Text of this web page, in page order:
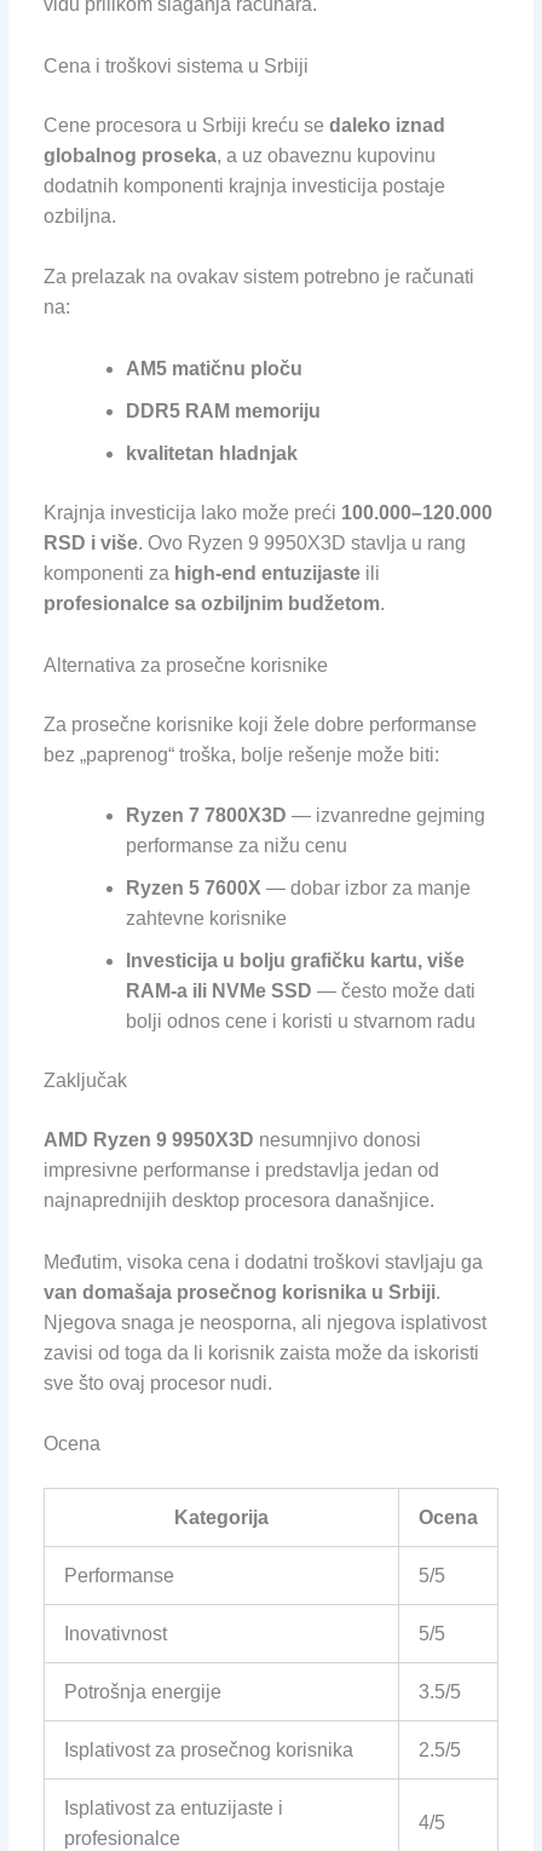
vidu prilikom slaganja računara.
Cena i troškovi sistema u Srbiji
Cene procesora u Srbiji kreću se daleko iznad
globalnog proseka, a uz obaveznu kupovinu
dodatnih komponenti krajnja investicija postaje
ozbiljna.
Za prelazak na ovakav sistem potrebno je računati
na:
AM5 matičnu ploču
DDR5 RAM memoriju
kvalitetan hladnjak
Krajnja investicija lako može preći 100.000–120.000
RSD i više. Ovo Ryzen 9 9950X3D stavlja u rang
komponenti za high-end entuzijasteili
profesionalce sa ozbiljnim budžetom.
Alternativa za prosečne korisnike
Za prosečne korisnike koji žele dobre performanse
bez „paprenog“ troška, bolje rešenje može biti:
Ryzen 7 7800X3D — izvanredne gejming
performanse za nižu cenu
Ryzen 5 7600X — dobar izbor za manje
zahtevne korisnike
Investicija u bolju grafičku kartu, više
RAM-a ili NVMe SSD — često može dati
bolji odnos cene i koristi u stvarnom radu
Zaključak
AMD Ryzen 9 9950X3D nesumnjivo donosi
impresivne performanse i predstavlja jedan od
najnaprednijih desktop procesora današnjice.
Međutim, visoka cena i dodatni troškovi stavljaju ga
van domašaja prosečnog korisnika u Srbiji.
Njegova snaga je neosporna, ali njegova isplativost
zavisi od toga da li korisnik zaista može da iskoristi
sve što ovaj procesor nudi.
Ocena
Kategorija Ocena
Performanse 5/5
Inovativnost 5/5
Potrošnja energije 3.5/5
Isplativost za prosečnog korisnika 2.5/5
Isplativost za entuzijaste i
profesionalce
4/5